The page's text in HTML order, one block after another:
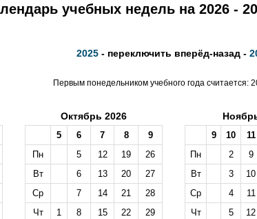
учебных недель на 2026 -
2025- переключить вперёд-назад -
Первым понедельником учебного года считается:
Октябрь 2026
5 6 7 8
9
Пн
5 12 19
26
Вт
6 13 20
27
Ср
7 14 21
28
Чт
1 8 15 22
29
9 10 11
Пн
2 9
Вт
3 10
Ср
4 11
Чт
5 12